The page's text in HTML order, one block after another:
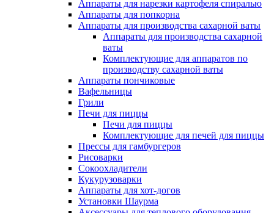
Аппараты для нарезки картофеля спиралью
Аппараты для попкорна
Аппараты для производства сахарной ваты
Аппараты для производства сахарной
ваты
Комплектующие для аппаратов по
производству сахарной ваты
Аппараты пончиковые
Вафельницы
Грили
Печи для пиццы
Печи для пиццы
Комплектующие для печей для пиццы
Прессы для гамбургеров
Рисоварки
Сокоохладители
Кукурузоварки
Аппараты для хот-догов
Установки Шаурма